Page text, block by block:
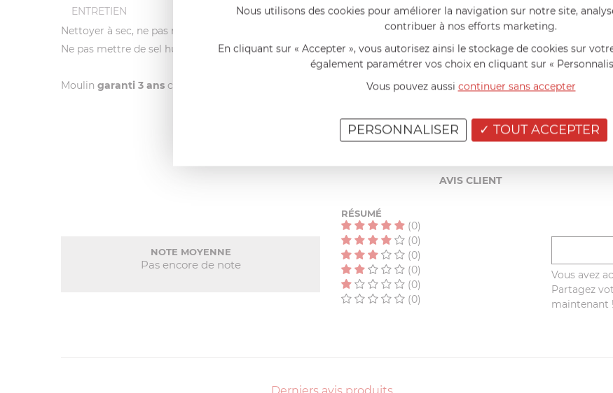
ENTRETIEN
Nettoyer à sec, ne pas mouiller. Eviter les chocs et l'exposition près d'une source de chaleur.
Ne pas mettre de sel humide.
Moulin garanti 3 ans contre tout vice de fabrication et dans des conditions normales d'utilisation
AIDE AU CHOIX
AVIS CLIENT
NOTE MOYENNE
Pas encore de note
RÉSUMÉ
(0)
(0)
(0)
(0)
(0)
(0)
Vous avez
Partagez
maintenant !
Nous utilisons des cookies pour améliorer la navigation sur notre site,
contribuer à nos efforts marketing.
En cliquant sur « Accepter », vous autorisez ainsi le stockage de cookies sur
également paramétrer vos choix en cliquant sur «
Vous pouvez aussi continuer sans accepter
TOUT ACCEPTER
PERSONNALISER